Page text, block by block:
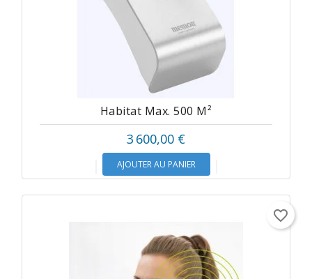
Habitat Max. 500 M²
3 600,00 €
AJOUTER AU PANIER
favorite_border